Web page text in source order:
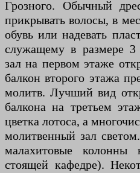
Грозного. Обычный
прикрывать волосы, в
обувь или надевать
служащему в размере
зал на первом этаже
балкон второго этажа
молитв. Лучший вид
балкона на третьем
цветка лотоса, а
молитвенный зал
малахитовые колонны
стоящей кафедре).